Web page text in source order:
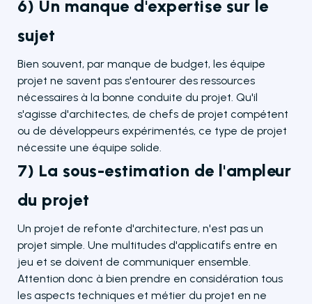
6) Un manque d'expertise sur le
sujet
Bien souvent, par manque de budget, les équipe
projet ne savent pas s'entourer des ressources
nécessaires à la bonne conduite du projet. Qu'il
s'agisse d'architectes, de chefs de projet compétent
ou de développeurs expérimentés, ce type de projet
nécessite une équipe solide.
7) La sous-estimation de l'ampleur
du projet
Un projet de refonte d'architecture, n'est pas un
projet simple. Une multitudes d'applicatifs entre en
jeu et se doivent de communiquer ensemble.
Attention donc à bien prendre en considération tous
les aspects techniques et métier du projet en ne